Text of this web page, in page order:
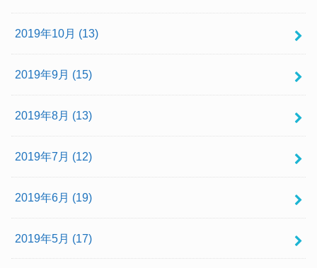
2019年10月 (13)
2019年9月 (15)
2019年8月 (13)
2019年7月 (12)
2019年6月 (19)
2019年5月 (17)